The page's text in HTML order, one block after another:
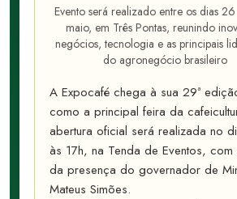
Evento será realizado entre os dias
maio, em Três Pontas, reunindo
negócios, tecnologia e as principais
do agronegócio brasileiro
A Expocafé chega à sua 29ª
como a principal feira da
abertura oficial será realizada no
às 17h, na Tenda de Eventos,
da presença do governador de
Mateus Simões.